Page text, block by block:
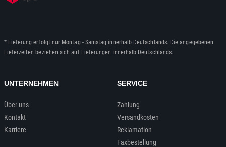
* Lieferung erfolgt nur Montag - Samstag innerhalb Deutschlands. Die angegebenen
Lieferzeiten beziehen sich auf Lieferungen innerhalb Deutschlands.
UNTERNEHMEN
Über uns
Kontakt
Karriere
SERVICE
Zahlung
Versandkosten
Reklamation
Faxbestellung